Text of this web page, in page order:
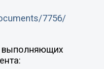
7756/
выполняющих